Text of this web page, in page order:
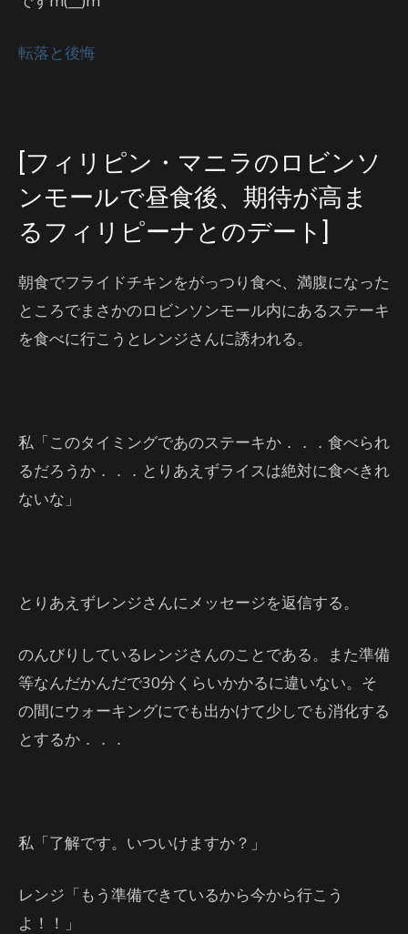
転落と後悔
[フィリピン・マニラのロビンソ
ンモールで昼食後、期待が高ま
るフィリピーナとのデート]
朝食でフライドチキンをがっつり食べ、満腹になった
ところでまさかのロビンソンモール内にあるステーキ
を食べに行こうとレンジさんに誘われる。
私「このタイミングであのステーキか．．．食べられ
るだろうか．．．とりあえずライスは絶対に食べきれ
ないな」
とりあえずレンジさんにメッセージを返信する。
のんびりしているレンジさんのことである。また準備
等なんだかんだで30分くらいかかるに違いない。そ
の間にウォーキングにでも出かけて少しでも消化する
とするか．．．
私「了解です。いついけますか？」
レンジ「もう準備できているから今から行こう
よ！！」